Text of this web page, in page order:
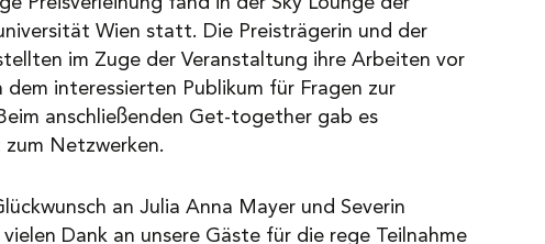
Wien statt. Die Preisträgerin und der
im Zuge der Veranstaltung ihre Arbeiten vor
dem interessierten Publikum für Fragen zur
anschließenden Get-together gab es
zum Netzwerken.
an Julia Anna Mayer und Severin
Dank an unsere Gäste für die rege Teilnahme